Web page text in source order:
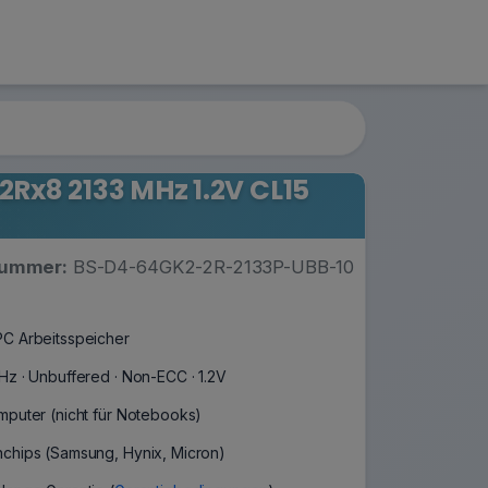
2133 MHz 1.2V CL15
BS-D4-64GK2-2R-2133P-UBB-10
Arbeitsspeicher
· Unbuffered · Non-ECC · 1.2V
(nicht für Notebooks)
(Samsung, Hynix, Micron)